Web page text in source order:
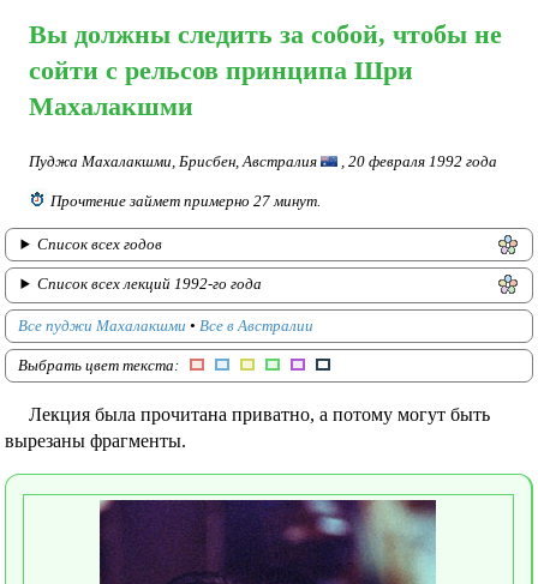
Вопросы
и
ответы
Статьи
и
выступления
о
Шри
Матаджи
Признания
и
поздравления
Воспоминания
Фотографии
Вы должны следить за собой, чтобы не
сойти с рельсов принципа Шри
Махалакшми
Пуджа Махалакшми, Брисбен, Австралия , 20 февраля 1992 года
Прочтение займет примерно 27 минут.
Список всех годов
Список всех лекций 1992-го года
Все пуджи Махалакшми • Все в Австралии
Выбрать цвет текста:
Лекция была прочитана приватно, а потому могут быть
вырезаны фрагменты.